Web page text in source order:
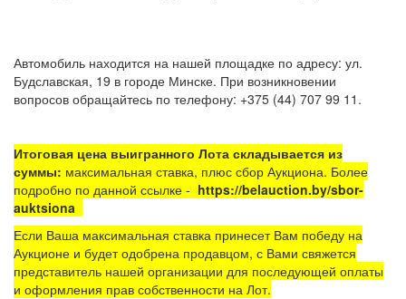
Автомобиль находится на нашей площадке по адресу: ул.
Будславская, 19 в городе Минске. При возникновении
вопросов обращайтесь по телефону: +375 (44) 707 99 11.
Итоговая цена выигранного Лота складывается из
суммы: максимальная ставка, плюс сбор Аукциона. Более
подробно по данной ссылке - https://belauction.by/sbor-
auktsiona
Если Ваша максимальная ставка принесет Вам победу на
Аукционе и будет одобрена продавцом, с Вами свяжется
представитель нашей организации для последующей оплаты
и оформления прав собственности на Лот.